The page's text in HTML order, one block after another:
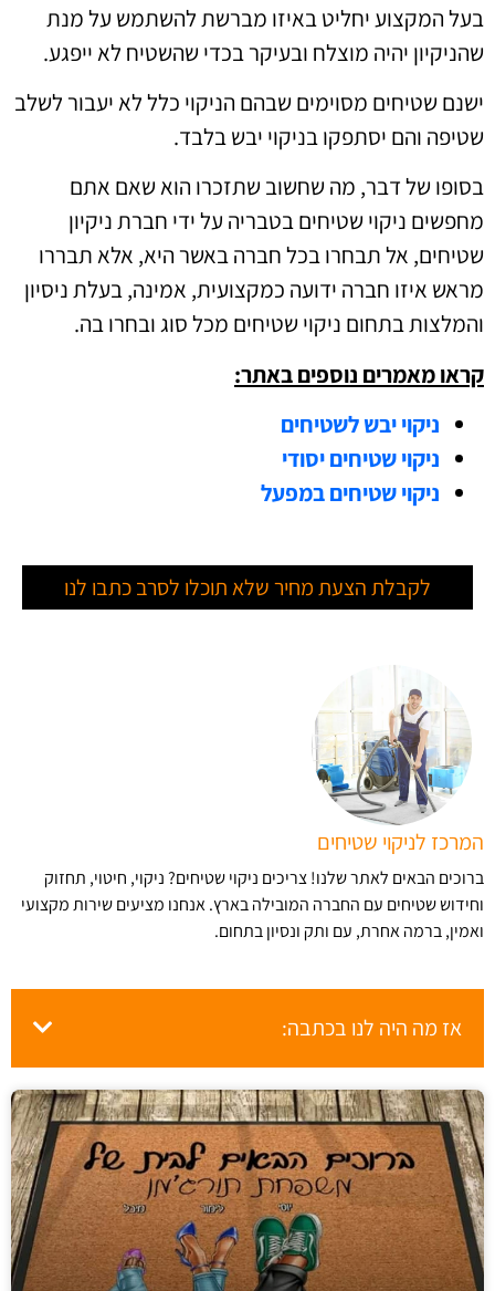
בעל המקצוע יחליט באיזו מברשת להשתמש על מנת
שהניקיון יהיה מוצלח ובעיקר בכדי שהשטיח לא ייפגע.
ישנם שטיחים מסוימים שבהם הניקוי כלל לא יעבור לשלב
שטיפה והם יסתפקו בניקוי יבש בלבד.
בסופו של דבר, מה שחשוב שתזכרו הוא שאם אתם
מחפשים ניקוי שטיחים בטבריה על ידי חברת ניקיון
שטיחים, אל תבחרו בכל חברה באשר היא, אלא תבררו
מראש איזו חברה ידועה כמקצועית, אמינה, בעלת ניסיון
והמלצות בתחום ניקוי שטיחים מכל סוג ובחרו בה.
קראו מאמרים נוספים באתר:
ניקוי יבש לשטיחים
ניקוי שטיחים יסודי
ניקוי שטיחים במפעל
לקבלת הצעת מחיר שלא תוכלו לסרב כתבו לנו
המרכז לניקוי שטיחים
ברוכים הבאים לאתר שלנו! צריכים ניקוי שטיחים? ניקוי, חיטוי, תחזוק
וחידוש שטיחים עם החברה המובילה בארץ​. אנחנו מציעים שירות מקצועי
ואמין, ברמה אחרת, עם ותק ונסיון בתחום.
אז מה היה לנו בכתבה: